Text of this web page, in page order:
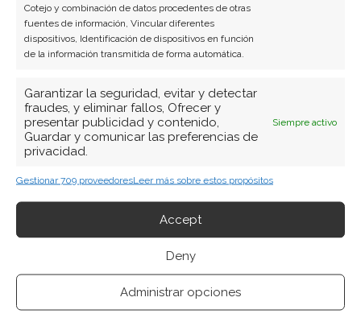
Cotejo y combinación de datos procedentes de otras
fuentes de información, Vincular diferentes
dispositivos, Identificación de dispositivos en función
de la información transmitida de forma automática.
Garantizar la seguridad, evitar y detectar
fraudes, y eliminar fallos, Ofrecer y
presentar publicidad y contenido,
Guardar y comunicar las preferencias de
privacidad.
Siempre activo
Gestionar 709 proveedoresLeer más sobre estos propósitos
Accept
Deny
Administrar opciones
Copiar enlace
Miguel Ángel Torres Díaz
Periodista de tecnología especializado en
videojuegos, realidad virtual y tendencias de
consumo digital. Más de 10 años cubriendo la
industria tecnológica española.
Ver todos los artículos →